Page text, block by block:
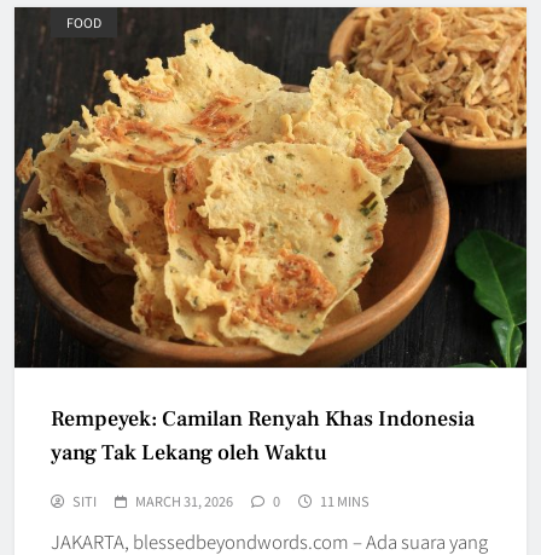
FOOD
Rempeyek: Camilan Renyah Khas Indonesia
yang Tak Lekang oleh Waktu
SITI MARCH 31, 2026 0 11 MINS
JAKARTA, blessedbeyondwords.com – Ada suara yang